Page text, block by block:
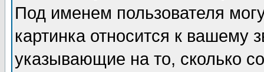
Под именем пользователя
картинка относится к вашему
указывающие на то, сколько